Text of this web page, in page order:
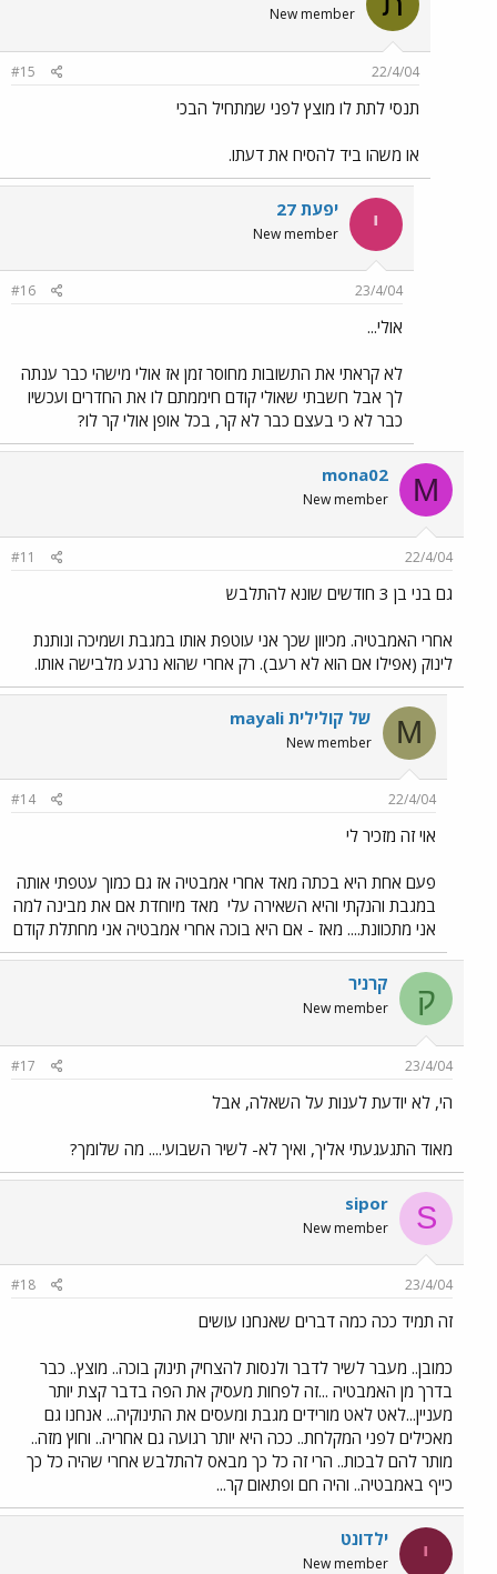
New member
22/4/04
#15
תנסי לתת לו מוצץ לפני שמתחיל הבכי
או משהו ביד להסיח את דעתו.
י יפעת 27
New member
23/4/04
#16
אולי...
לא קראתי את התשובות מחוסר זמן אז אולי מישהי כבר ענתה
לך אבל חשבתי שאולי קודם חיממתם לו את החדרים ועכשיו
כבר לא כי בעצם כבר לא קר, בכל אופן אולי קר לו?
M
mona02
New member
22/4/04
#11
גם בני בן 3 חודשים שונא להתלבש
אחרי האמבטיה. מכיוון שכך אני עוטפת אותו במגבת ושמיכה ונותנת
לינוק (אפילו אם הוא לא רעב). רק אחרי שהוא נרגע מלבישה אותו.
M mayali של קולילית
New member
22/4/04
#14
אוי זה מזכיר לי
פעם אחת היא בכתה מאד אחרי אמבטיה אז גם כמוך עטפתי אותה
במגבת והנקתי והיא השאירה עלי מאד מיוחדת אם את מבינה למה
אני מתכוונת.... מאז - אם היא בוכה אחרי אמבטיה אני מחתלת קודם
ק קרניר
New member
23/4/04
#17
הי, לא יודעת לענות על השאלה, אבל
מאוד התגעגעתי אליך, ואיך לא- לשיר השבועי.... מה שלומך?
S
sipor
New member
23/4/04
#18
זה תמיד ככה כמה דברים שאנחנו עושים
כמובן.. מעבר לשיר לדבר ולנסות להצחיק תינוק בוכה.. מוצץ.. כבר
בדרך מן האמבטיה ...זה לפחות מעסיק את הפה בדבר קצת יותר
מעניין...לאט לאט מורידים מגבת ומעסים את התינוקיה... אנחנו גם
מאכילים לפני המקלחת.. ככה היא יותר רגועה גם אחריה.. וחוץ מזה..
מותר להם לבכות.. הרי זה כל כך מבאס להתלבש אחרי שהיה כל כך
כייף באמבטיה.. והיה חם ופתאום קר...
י ילדונט
New member